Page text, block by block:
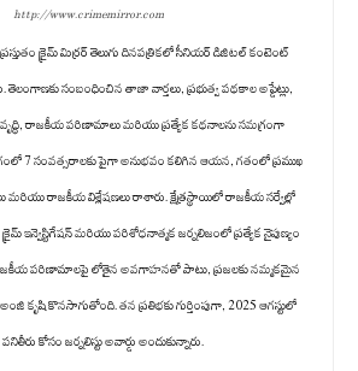
http://www.crimemirror.com
క్రైమ్ మిర్రర్ తెలుగు దినపత్రికలో సీనియర్ డిజిటల్ కంటెంట్
తెలంగాణకు సంబంధించిన తాజా వార్తలు, ప్రభుత్వ పథకాల అప్డేట్లు,
రాజకీయ పరిణామాలు మరియు ప్రత్యేక కథనాలను సమగ్రంగా
7 సంవత్సరాలకు పైగా అనుభవం కలిగిన ఆయన, గతంలో ప్రముఖ
మరియు రాజకీయ విశ్లేషణలు రాశారు. క్షేత్రస్థాయిలో రాజకీయ సర్వేల్లో
ఇన్వెస్టిగేషన్ మరియు పరిశోధనాత్మక జర్నలిజంలో ప్రత్యేక నైపుణ్యం
పరిణామాలపై లోతైన అవగాహనతో పాటు, ప్రజలకు నమ్మకమైన
కృషి కొనసాగుతోంది. తన ప్రతిభకు గుర్తింపుగా, 2025 ఆగస్టులో
కోసం జర్నలిస్టు అవార్డు అందుకున్నారు.